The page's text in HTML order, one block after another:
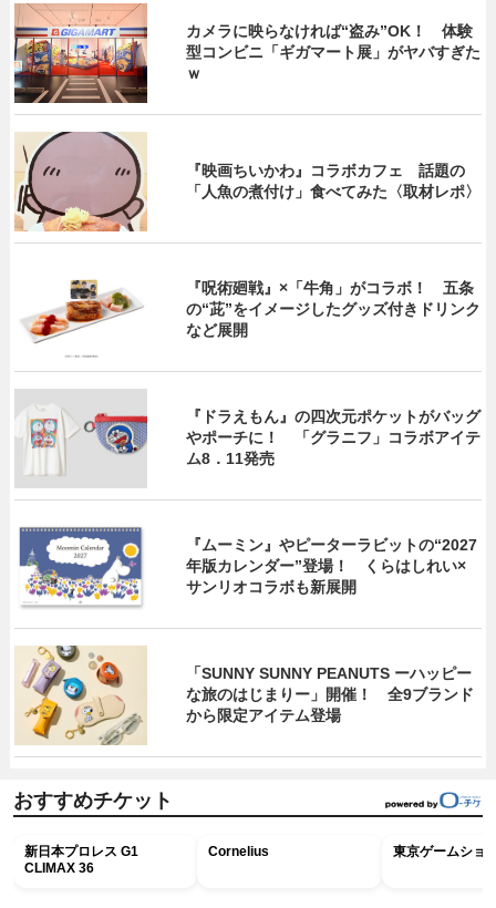
カメラに映らなければ“盗み”OK！ 体験
型コンビニ「ギガマート展」がヤバすぎた
ｗ
『映画ちいかわ』コラボカフェ 話題の
「人魚の煮付け」食べてみた〈取材レポ〉
『呪術廻戦』×「牛角」がコラボ！ 五条
の“茈”をイメージしたグッズ付きドリンク
など展開
『ドラえもん』の四次元ポケットがバッグ
やポーチに！ 「グラニフ」コラボアイテ
ム8．11発売
『ムーミン』やピーターラビットの“2027
年版カレンダー”登場！ くらはしれい×
サンリオコラボも新展開
「SUNNY SUNNY PEANUTS ーハッピー
な旅のはじまりー」開催！ 全9ブランド
から限定アイテム登場
おすすめチケット
新日本プロレス G1
CLIMAX 36
Cornelius 東京ゲームショ